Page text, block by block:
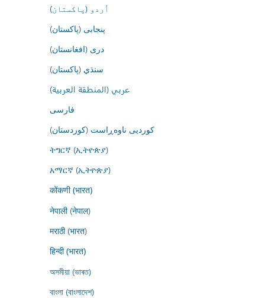
اُردو (پاکستان)
پنجابی (پاکستان)
درى (افغانستان)
سنڌي (پاکستان)
عربي (المنطقة العربية)
فارسى
کوردیی ناوەڕاست (کوردستان)
ትግርኛ (ኢትዮጵያ)
አማርኛ (ኢትዮጵያ)
कोंकणी (भारत)
नेपाली (नेपाल)
मराठी (भारत)
हिन्दी (भारत)
অসমীয়া (ভাৰত)
বাংলা (বাংলাদেশ)